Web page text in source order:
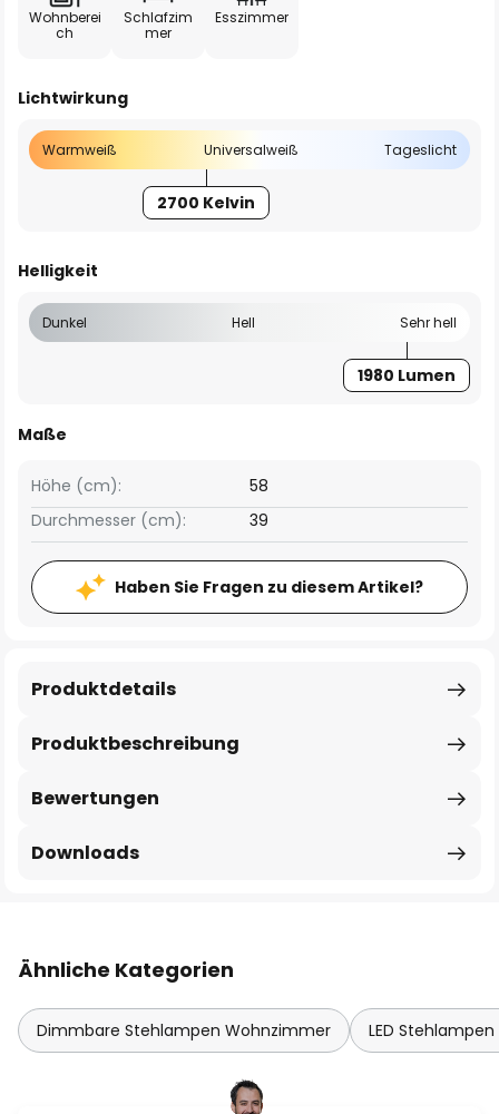
Wohnberei
ch
Schlafzim
mer
Esszimmer
Lichtwirkung
Warmweiß Universalweiß Tageslicht
2700 Kelvin
Helligkeit
Dunkel Hell Sehr hell
1980 Lumen
Maße
Höhe (cm):
58
Durchmesser (cm):
39
Haben Sie Fragen zu diesem Artikel?
Produktbeschreibung
Produktdetails
Bewertungen
Downloads
Ähnliche Kategorien
Dimmbare Stehlampen Wohnzimmer LED